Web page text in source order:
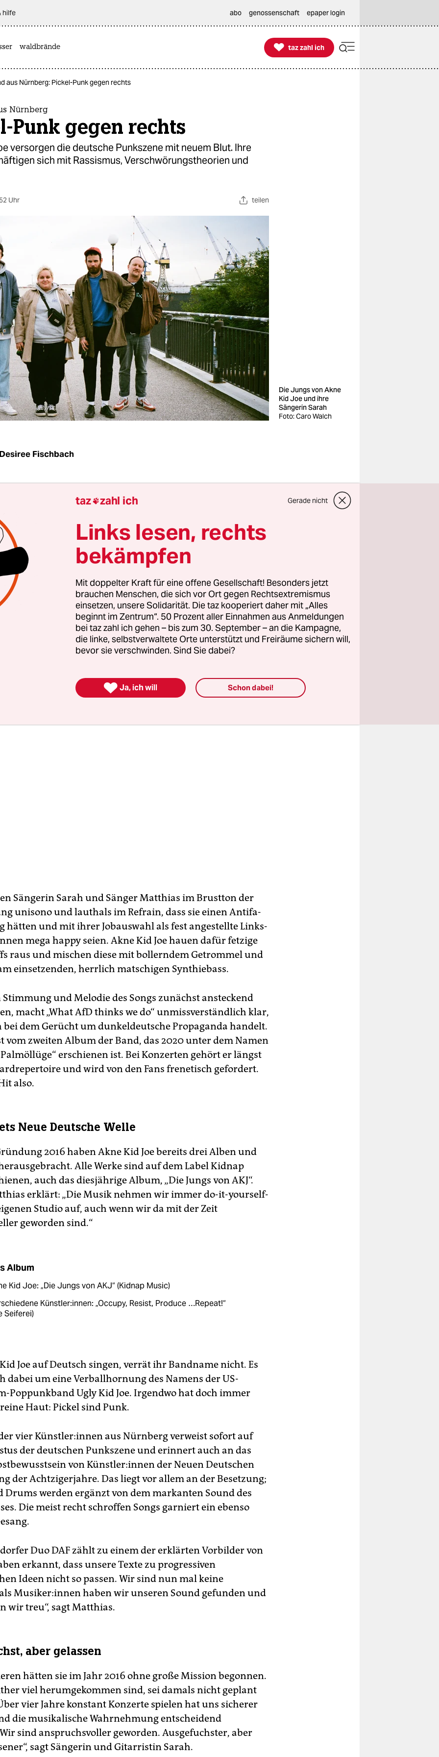
hilfe abo genossenschaft epaper login
waldbrände 
taz zahl ich
taz zahl ich
aus Nürnberg: Pickel-Punk gegen rechts
Nürnberg
Punk gegen rechts
versorgen die deutsche Punkszene mit neuem Blut. Ihre
sich mit Rassismus, Verschwörungs­theorien und
Uhr teilen
Die Jungs von Akne
Kid Joe und ihre
Sängerin Sarah
Foto: Caro Walch
Desiree Fischbach
ruft und ich muss heute wieder ran / In der Schlange vor
ich mich hinten an / Ich ess ein Brot, denn es ist ne lange
hol mir eine Mate, denn es wird ein harter Tag […] Seit
steh ich im Schwarzen Block / Die Bezahlung ist okay
macht mir Bock.“ So abstrakt gereimt beginnt „What
do“, einer der bekanntesten Songs der Nürnberger
Kid Joe.
es um jenes gezielt gestreute Gerücht, dass die Antifa,
vom deutschen Staat, Menschen gegen Bezahlung auf
Für satte 30 Euro die Stunde! Schön wär’s. Dass die
kompletter Unfug ist, daran lässt die Musik, die den eh
Aber das Thema ist einfach zu gut, um es nicht in
auszuschlachten.
Sän­ge­rin Sarah und Sänger Matthias im Brustton der
unisono und lauthals im Refrain, dass sie einen Antifa-
hätten und mit ihrer Jobauswahl als fest angestellte Links­
mega happy seien. Akne Kid Joe hauen dafür fetzige
raus und mischen diese mit bollerndem Getrommel und
einsetzenden, herrlich matschigen Synthiebass.
und Melodie des Songs zunächst ansteckend
macht „What AfD thinks we do“ unmissverständlich klar,
bei dem Gerücht um dunkeldeutsche Propaganda handelt.
vom zweiten Album der Band, das 2020 unter dem Namen
erschienen ist. Bei Konzerten gehört er längst
und wird von den Fans frenetisch gefordert.
also.
Neue Deutsche Welle
2016 haben Akne Kid Joe bereits drei Alben und
Alle Werke sind auf dem Label Kidnap
auch das diesjährige Album, „Die Jungs von AKJ“.
erklärt: „Die Musik nehmen wir immer do-it-yourself-
Studio auf, auch wenn wir da mit der Zeit
geworden sind.“
Album
Kid Joe: „Die Jungs von AKJ“ (Kidnap Music)
Künst­le­r:in­nen: „Occupy, Resist, Produce …Repeat!“
Seiferei)
Joe auf Deutsch singen, verrät ihr Bandname nicht. Es
dabei um eine Verballhornung des Namens der US-
Poppunkband Ugly Kid Joe. Irgendwo hat doch immer
Haut: Pickel sind Punk.
vier Künst­le­r:in­nen aus Nürnberg verweist sofort auf
der deutschen Punkszene und erinnert auch an das
von Künst­le­r:in­nen der Neuen Deutschen
der Achtzigerjahre. Das liegt vor allem an der Besetzung;
Drums werden ergänzt von dem markanten Sound des
Die meist recht schroffen Songs garniert ein ebenso
Duo DAF zählt zu einem der erklärten Vorbilder von
erkannt, dass unsere Texte zu progressiven
Ideen nicht so passen. Wir sind nun mal keine
Mu­si­ke­r:in­nen haben wir unseren Sound gefunden und
wir treu“, sagt Matthias.
aber gelassen
hätten sie im Jahr 2016 ohne große Mission begonnen.
viel herumgekommen sind, sei damals nicht geplant
vier Jahre konstant ­Konzerte spielen hat uns sicherer
die musikalische Wahrnehmung entscheidend
sind anspruchsvoller geworden. Ausgefuchster, aber
sagt Sängerin und Gitarristin Sarah.
taz zahl ich Gerade nicht
Links lesen, rechts
bekämpfen
Mit doppelter Kraft für eine offene Gesellschaft! Besonders jetzt
brauchen Menschen, die sich vor Ort gegen Rechtsextremismus
einsetzen, unsere Solidarität. Die taz kooperiert daher mit „Alles
beginnt im Zentrum“. 50 Prozent aller Einnahmen aus Anmeldungen
bei taz zahl ich gehen – bis zum 30. September – an die Kampagne,
die linke, selbstverwaltete Orte unterstützt und Freiräume sichern will,
bevor sie verschwinden. Sind Sie dabei?
 Ja, ich will Schon dabei!